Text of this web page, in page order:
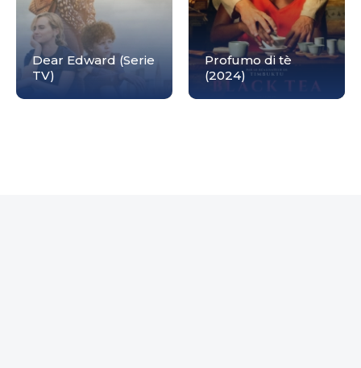
Dear Edward (Serie
TV)
Profumo di tè
(2024)